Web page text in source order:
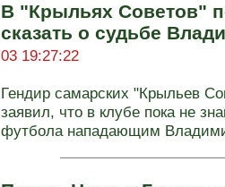
В "Крыльях Советов"
сказать о судьбе
03 19:27:22
Гендир самарских "Крыльев
заявил, что в клубе пока не
футбола нападающим